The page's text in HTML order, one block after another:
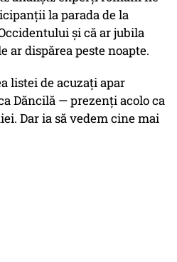
la parada de la
și că ar jubila
ar dispărea peste noapte.
listei de acuzați apar
Dăncilă — prezenți acolo ca
Dar ia să vedem cine mai